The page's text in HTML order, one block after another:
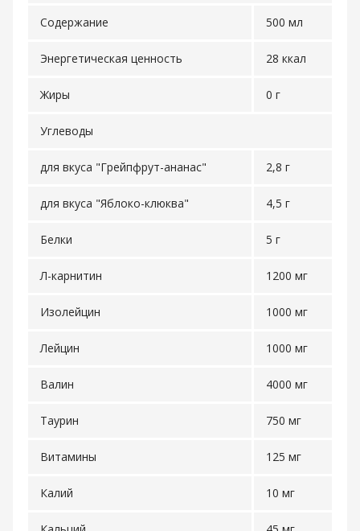
Содержание 500 мл
Энергетическая ценность 28 ккал
Жиры 0 г
Углеводы
для вкуса "Грейпфрут-ананас" 2,8 г
для вкуса "Яблоко-клюква" 4,5 г
Белки 5 г
Л-карнитин 1200 мг
Изолейцин 1000 мг
Лейцин 1000 мг
Валин 4000 мг
Таурин 750 мг
Витамины 125 мг
Калий 10 мг